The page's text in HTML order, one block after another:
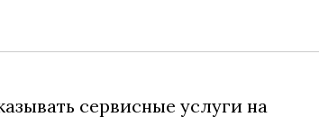
сервисные услуги на